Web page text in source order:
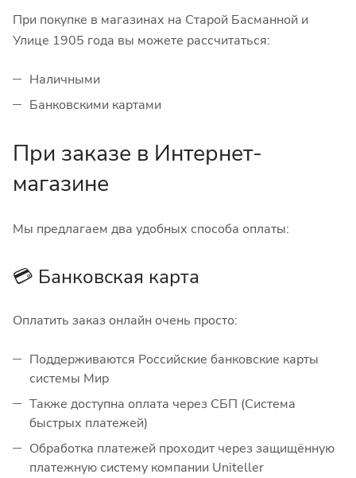
При покупке в магазинах на Старой Басманной и
Улице 1905 года вы можете рассчитаться:
Наличными
Банковскими картами
При заказе в Интернет-
магазине
Мы предлагаем два удобных способа оплаты:
💳 Банковская карта
Оплатить заказ онлайн очень просто:
Поддерживаются Российские банковские карты
системы Мир
Также доступна оплата через СБП (Система
быстрых платежей)
Обработка платежей проходит через защищённую
платежную систему компании Uniteller